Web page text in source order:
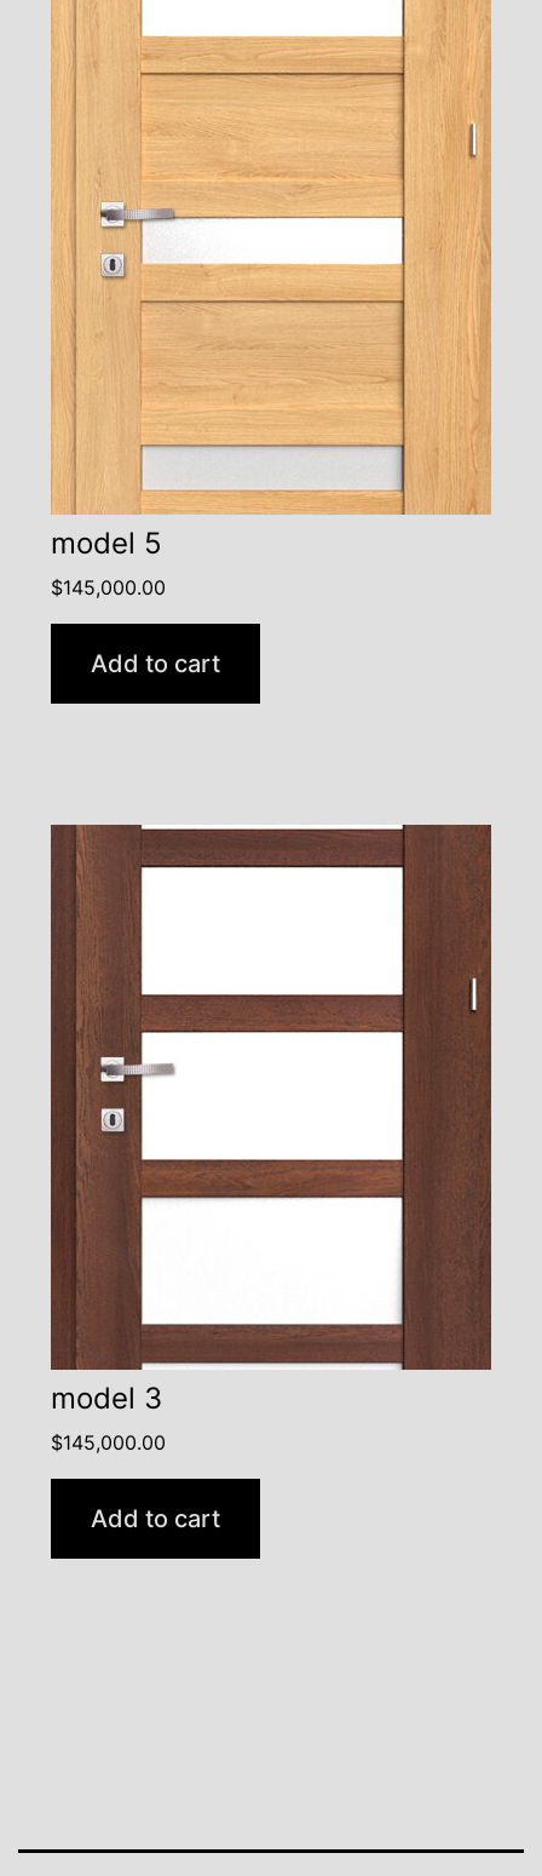
model 5
$145,000.00
Add to cart
model 3
$145,000.00
Add to cart